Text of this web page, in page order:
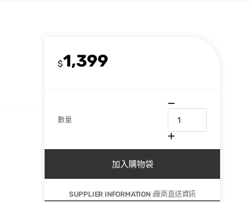
$1,399
數量
加入購物袋
SUPPLIER INFORMATION :廠商直送資訊